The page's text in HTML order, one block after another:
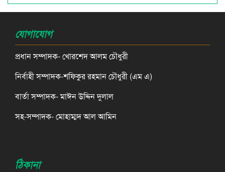
যোগাযোগ
প্রধান সম্পাদক- খোরশেদ আলম চৌধুরী
নির্বাহী সম্পাদক-শফিকুর রহমান চৌধুরী (এম এ)
বার্তা সম্পাদক- মাঈন উদ্দিন দুলাল
সহ-সম্পাদক- মোহাম্মদ আল আমিন
ঠিকানা